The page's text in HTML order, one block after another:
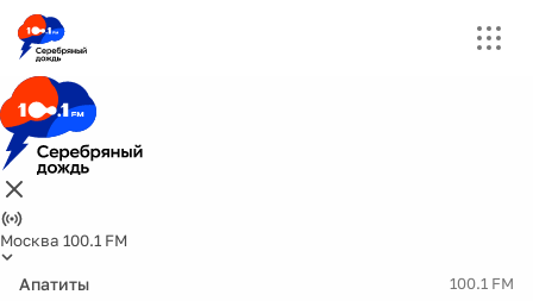
Москва 100.1 FM
Апатиты 100.1 FM